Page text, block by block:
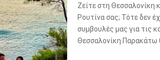
Ζείτε στη Θεσσαλονίκη
Ρουτίνα σας; Τότε δεν
συμβουλές μας για τις
Θεσσαλονίκη.Παρακάτω